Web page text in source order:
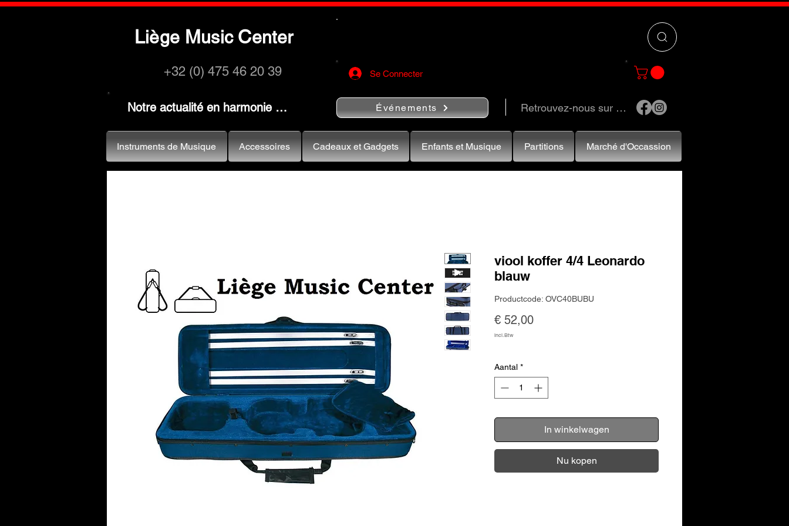
Liège Music Center
+32 (0) 475 46 20 39 Se Connecter
Notre actualité en harmonie … Événements Retrouvez-nous sur …
viool koffer 4/4 Leonardo
blauw
Productcode: OVC40BUBU
€ 52,00Prijs
incl.Btw
Aantal *
In winkelwagen
Nu kopen
Instruments de Musique Accessoires Cadeaux et Gadgets Enfants et Musique Partitions Marché d'Occassion